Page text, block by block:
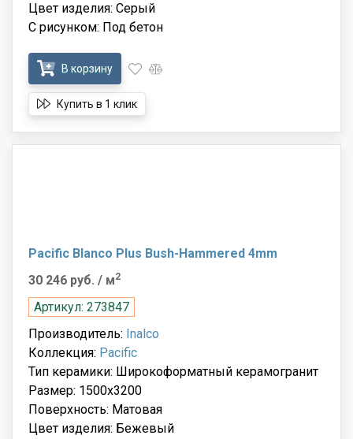
Цвет изделия: Серый
С рисунком: Под бетон
В корзину
Купить в 1 клик
Pacific Blanco Plus Bush-Hammered 4mm
30 246 руб. / м2
Артикул: 273847
Производитель: Inalco
Коллекция: Pacific
Тип керамики: Широкоформатный керамогранит
Размер: 1500x3200
Поверхность: Матовая
Цвет изделия: Бежевый